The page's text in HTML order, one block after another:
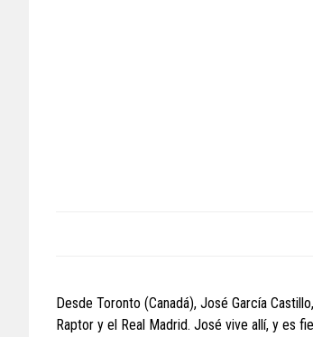
Desde Toronto (Canadá), José García
Raptor y el Real Madrid. José vive allí, y es